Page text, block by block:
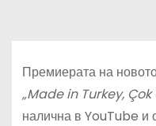
Премиерата на
„Made in Turkey, Çok
налична в YouTube и